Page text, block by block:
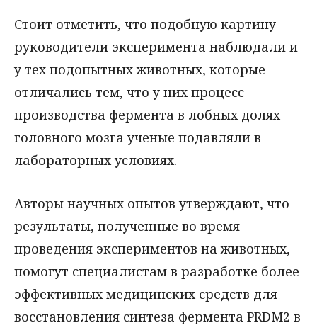
Стоит отметить, что подобную картину
руководители эксперимента наблюдали и
у тех подопытных животных, которые
отличались тем, что у них процесс
производства фермента в лобных долях
головного мозга ученые подавляли в
лабораторных условиях.
Авторы научных опытов утверждают, что
результаты, полученные во время
проведения экспериментов на животных,
помогут специалистам в разработке более
эффективных медицинских средств для
восстановления синтеза фермента PRDM2 в